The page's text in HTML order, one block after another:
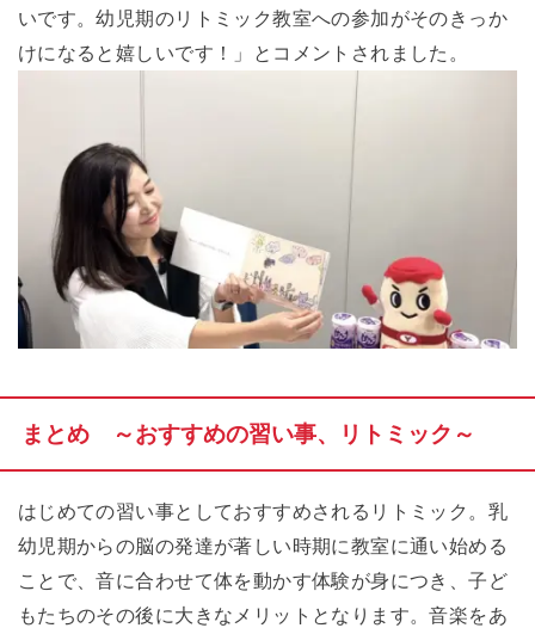
いです。幼児期のリトミック教室への参加がそのきっか
けになると嬉しいです！」とコメントされました。
まとめ ～おすすめの習い事、リトミック～
はじめての習い事としておすすめされるリトミック。乳
幼児期からの脳の発達が著しい時期に教室に通い始める
ことで、音に合わせて体を動かす体験が身につき、子ど
もたちのその後に大きなメリットとなります。音楽をあ